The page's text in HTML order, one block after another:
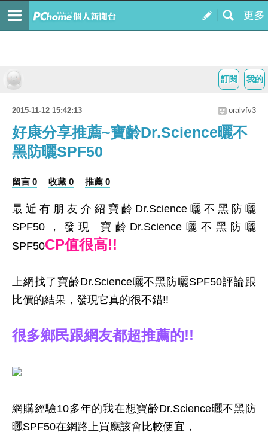
我的
訂閱
2015-11-12 15:42:13 oralvfv3
好康分享推薦~寶齡Dr.Science曬不
黑防曬SPF50
留言 0 收藏 0 推薦 0
最近有朋友介紹寶齡Dr.Science曬不黑防曬
SPF50，發現 寶齡Dr.Science曬不黑防曬
SPF50CP值很高!!
上網找了寶齡Dr.Science曬不黑防曬SPF50評論跟
比價的結果，發現它真的很不錯!!
很多鄉民跟網友都超推薦的!!
網購經驗10多年的我在想寶齡Dr.Science曬不黑防
曬SPF50在網路上買應該會比較便宜，